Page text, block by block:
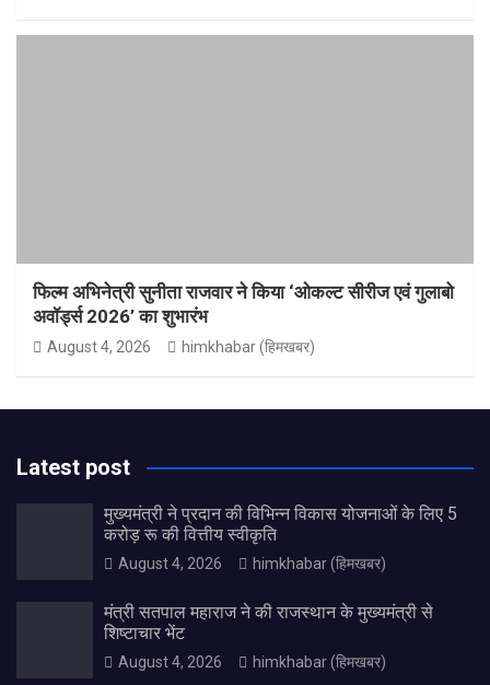
फिल्म अभिनेत्री सुनीता राजवार ने किया ‘ओकल्ट सीरीज एवं गुलाबो
अवॉर्ड्स 2026’ का शुभारंभ
August 4, 2026 himkhabar (हिमखबर)
Latest post
मुख्यमंत्री ने प्रदान की विभिन्न विकास योजनाओं के लिए 5
करोड़ रू की वित्तीय स्वीकृति
August 4, 2026 himkhabar (हिमखबर)
मंत्री सतपाल महाराज ने की राजस्थान के मुख्यमंत्री से
शिष्टाचार भेंट
August 4, 2026 himkhabar (हिमखबर)